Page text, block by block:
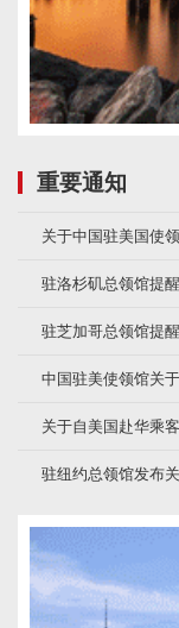
重要通知
关于中国驻美国使
驻洛杉矶总领馆提
驻芝加哥总领馆提
中国驻美使领馆关
关于自美国赴华乘
驻纽约总领馆发布